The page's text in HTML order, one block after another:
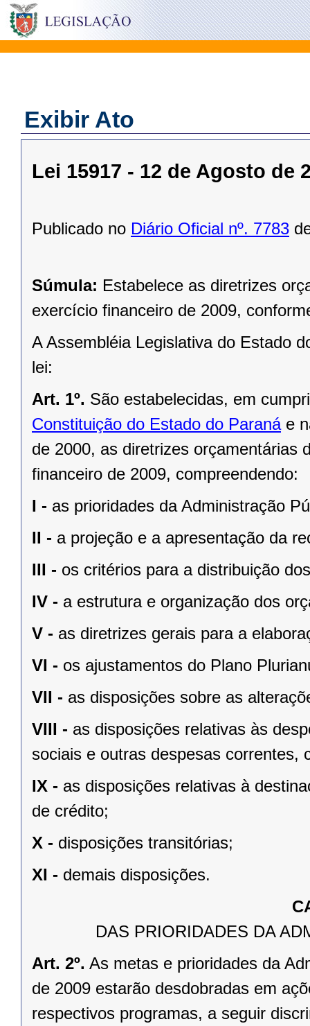
Exibir Ato
Lei 15917 - 12 de Agosto de
Publicado no Diário Oficial nº. 7783
Súmula: Estabelece as diretrizes
exercício financeiro de 2009,
A Assembléia Legislativa do Estado
lei:
Art. 1º. São estabelecidas, em
Constituição do Estado do Paranáe
de 2000, as diretrizes orçamentárias
financeiro de 2009, compreendendo:
I - as prioridades da Administração
II - a projeção e a apresentação da
III - os critérios para a distribuição
IV - a estrutura e organização dos
V - as diretrizes gerais para a
VI - os ajustamentos do Plano
VII - as disposições sobre as
VIII - as disposições relativas às
sociais e outras despesas correntes,
IX - as disposições relativas à
de crédito;
X - disposições transitórias;
XI - demais disposições.
DAS PRIORIDADES DA
Art. 2º. As metas e prioridades da
de 2009 estarão desdobradas em
respectivos programas, a seguir